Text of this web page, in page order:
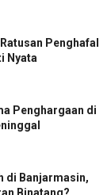
Penghafal
Nyata
Penghargaan di
di Banjarmasin,